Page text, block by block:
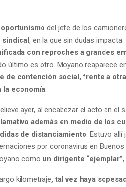
del jefe de los
sindical, en la que sin dudas
con reproches a grandes
último es otro. Moyano reaparece
de contención social, frente a
la economía.
ayer, al encabezar el acto en el
además en medio de los
de distanciamiento. Estuvo allí
por coronavirus en
como un dirigente “ejemplar”,
kilometraje, tal vez haya